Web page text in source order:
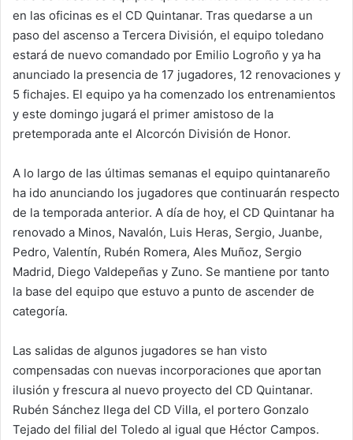
en las oficinas es el CD Quintanar. Tras quedarse a un
paso del ascenso a Tercera División, el equipo toledano
estará de nuevo comandado por Emilio Logroño y ya ha
anunciado la presencia de 17 jugadores, 12 renovaciones y
5 fichajes. El equipo ya ha comenzado los entrenamientos
y este domingo jugará el primer amistoso de la
pretemporada ante el Alcorcón División de Honor.
A lo largo de las últimas semanas el equipo quintanareño
ha ido anunciando los jugadores que continuarán respecto
de la temporada anterior. A día de hoy, el CD Quintanar ha
renovado a Minos, Navalón, Luis Heras, Sergio, Juanbe,
Pedro, Valentín, Rubén Romera, Ales Muñoz, Sergio
Madrid, Diego Valdepeñas y Zuno. Se mantiene por tanto
la base del equipo que estuvo a punto de ascender de
categoría.
Las salidas de algunos jugadores se han visto
compensadas con nuevas incorporaciones que aportan
ilusión y frescura al nuevo proyecto del CD Quintanar.
Rubén Sánchez llega del CD Villa, el portero Gonzalo
Tejado del filial del Toledo al igual que Héctor Campos.